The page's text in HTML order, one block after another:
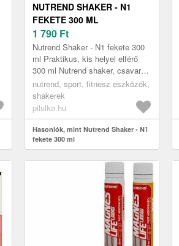
NUTREND SHAKER - N1
FEKETE 300 ML
1 790 Ft
Nutrend Shaker - N1 fekete 300
ml Praktikus, kis helyel elférő
300 ml Nutrend shaker, csavaros
tetővel. Kiválóan alkalmas
tömegnövelők, protein kés...
nutrend, sport, fitnesz eszközök,
shakerek
pilulka.hu
Hasonlók, mint Nutrend Shaker - N1
fekete 300 ml